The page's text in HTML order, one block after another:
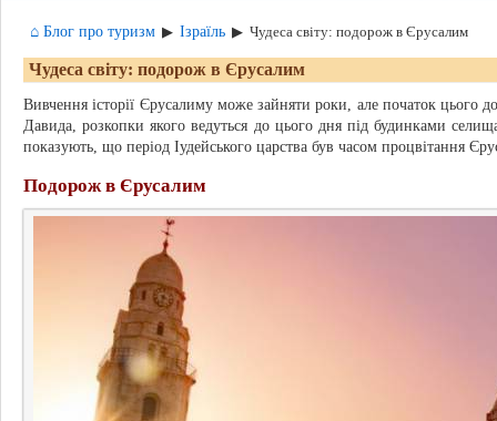
⌂ Блог про туризм ▶ Ізраїль ▶ Чудеса світу: подорож в Єрусалим
Чудеса світу: подорож в Єрусалим
Вивчення історії Єрусалиму може зайняти роки, але початок цього
Давида, розкопки якого ведуться до цього дня під будинками
показують, що період Іудейського царства був часом процвітання
Подорож в Єрусалим